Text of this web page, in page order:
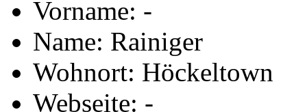
Vorname: -
Name: Rainiger
Wohnort: Höckeltown
Webseite: -